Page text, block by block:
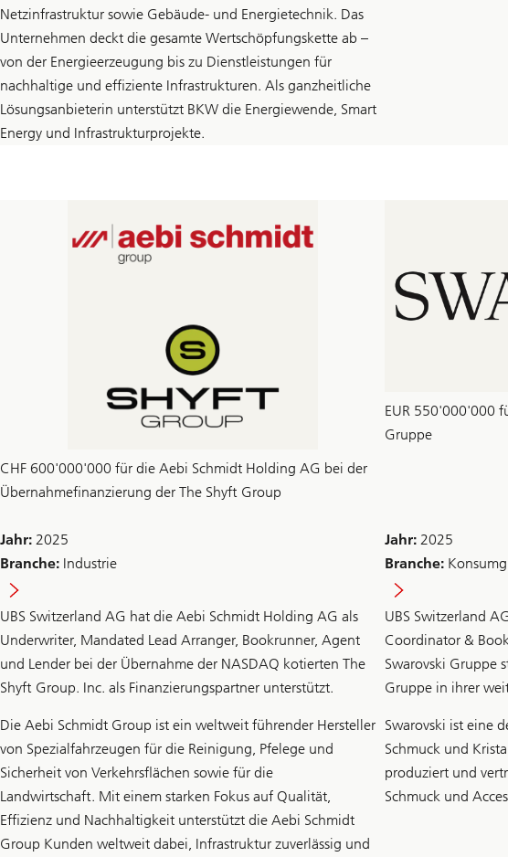
Netzinfrastruktur sowie Gebäude- und Energietechnik. Das
Unternehmen deckt die gesamte Wertschöpfungskette ab –
von der Energieerzeugung bis zu Dienstleistungen für
nachhaltige und effiziente Infrastrukturen. Als ganzheitliche
Lösungsanbieterin unterstützt BKW die Energiewende, Smart
Energy und Infrastrukturprojekte.
CHF 600'000'000 für die Aebi Schmidt Holding AG bei der
Übernahmefinanzierung der The Shyft Group
EUR 550'000'000
Gruppe
Jahr: 2025
Branche: Industrie
UBS Switzerland AG hat die Aebi Schmidt Holding AG als
Underwriter, Mandated Lead Arranger, Bookrunner, Agent
und Lender bei der Übernahme der NASDAQ kotierten The
Shyft Group. Inc. als Finanzierungspartner unterstützt.
Die Aebi Schmidt Group ist ein weltweit führender Hersteller
von Spezialfahrzeugen für die Reinigung, Pfelege und
Sicherheit von Verkehrsflächen sowie für die
Landwirtschaft. Mit einem starken Fokus auf Qualität,
Effizienz und Nachhaltigkeit unterstützt die Aebi Schmidt
Group Kunden weltweit dabei, Infrastruktur zuverlässig und
Jahr: 2025
Branche:
UBS Switzerland
Coordinator &
Swarovski Gruppe
Gruppe in ihrer
Swarovski ist eine
Schmuck und
produziert und
Schmuck und